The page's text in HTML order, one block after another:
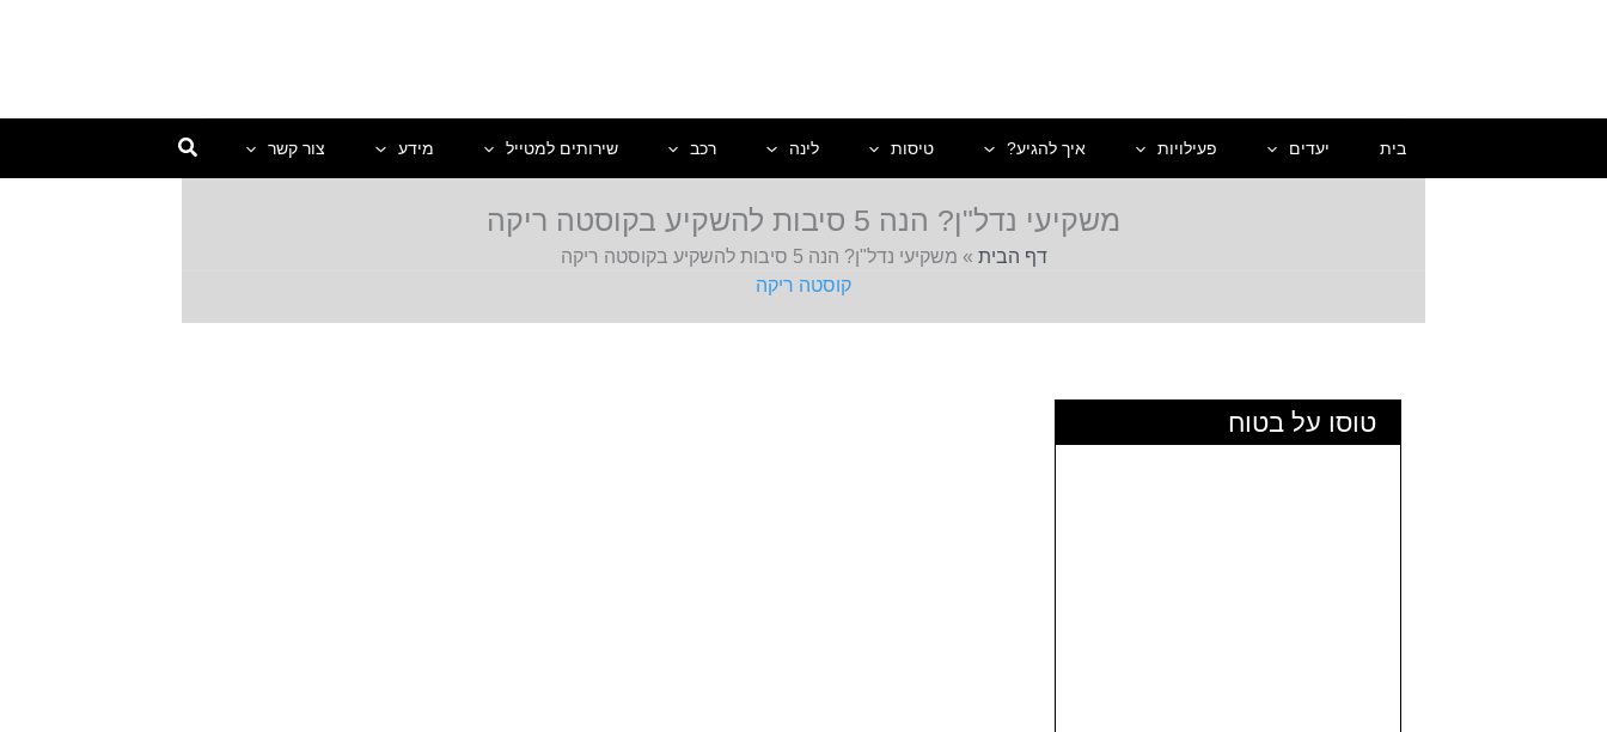
בית יעדים פעילויות איך להגיע? טיסות לינה רכב שירותים למטייל מידע צור קשר
משקיעי נדל"ן? הנה 5 סיבות להשקיע בקוסטה ריקה
דף הבית » משקיעי נדל"ן? הנה 5 סיבות להשקיע בקוסטה ריקה
קוסטה ריקה
טוסו על בטוח